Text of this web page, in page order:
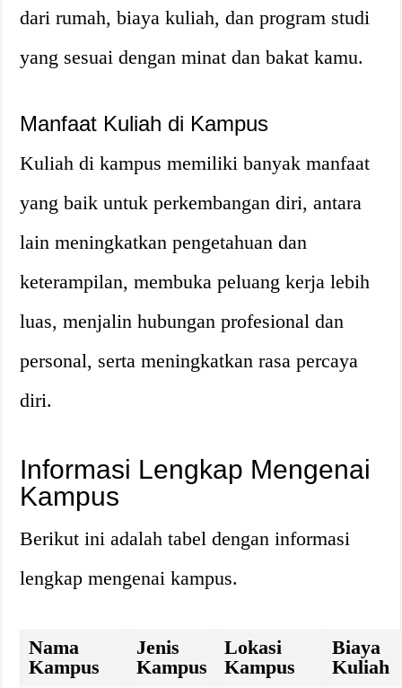
dari rumah, biaya kuliah, dan program studi
yang sesuai dengan minat dan bakat kamu.
Manfaat Kuliah di Kampus
Kuliah di kampus memiliki banyak manfaat
yang baik untuk perkembangan diri, antara
lain meningkatkan pengetahuan dan
keterampilan, membuka peluang kerja lebih
luas, menjalin hubungan profesional dan
personal, serta meningkatkan rasa percaya
diri.
Informasi Lengkap Mengenai
Kampus
Berikut ini adalah tabel dengan informasi
lengkap mengenai kampus.
Nama
Kampus
Jenis
Kampus
Lokasi
Kampus
Biaya
Kuliah